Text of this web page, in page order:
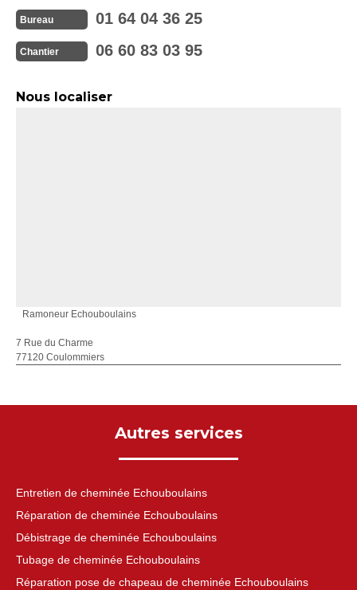
Bureau 01 64 04 36 25
Chantier 06 60 83 03 95
Nous localiser
Ramoneur Echouboulains
7 Rue du Charme
77120 Coulommiers
Autres services
Entretien de cheminée Echouboulains
Réparation de cheminée Echouboulains
Débistrage de cheminée Echouboulains
Tubage de cheminée Echouboulains
Réparation pose de chapeau de cheminée Echouboulains